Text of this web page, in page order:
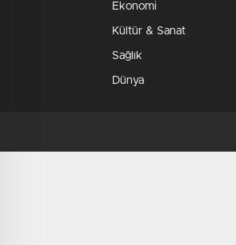
Ekonomi
Kültür & Sanat
Sağlık
Dünya